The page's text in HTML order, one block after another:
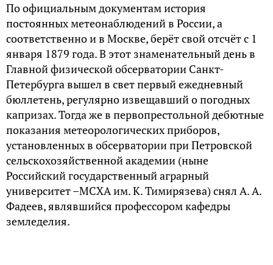
По официальным документам история
постоянных метеонаблюдений в России, а
соответственно и в Москве, берёт свой отсчёт с 1
января 1879 года. В этот знаменательный день в
Главной физической обсерватории Санкт-
Петербурга вышел в свет первый ежедневный
бюллетень, регулярно извещавший о погодных
капризах. Тогда же в первопрестольной дебютные
показания метеорологических приборов,
установленных в обсерватории при Петровской
сельскохозяйственной академии (ныне
Российский государственный аграрный
университет –МСХА им. К. Тимирязева) снял А. А.
Фадеев, являвшийся профессором кафедры
земледелия.